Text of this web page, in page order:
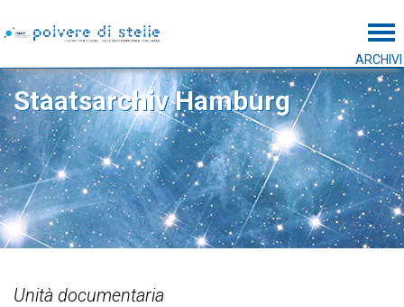
ARCHIVI
Staatsarchiv Hamburg
Unità documentaria